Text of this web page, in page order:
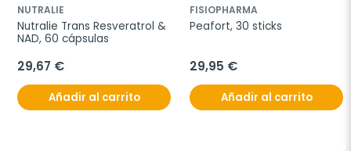
NUTRALIE
Nutralie Trans Resveratrol &
NAD, 60 cápsulas
29,67 €
Añadir al carrito
FISIOPHARMA
Peafort, 30 sticks
29,95 €
Añadir al carrito